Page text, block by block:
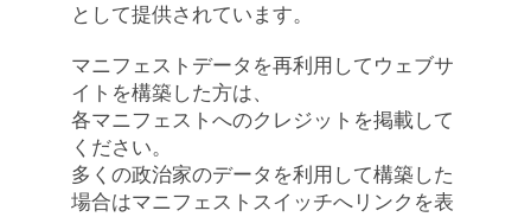
として提供されています。
マニフェストデータを再利用してウェブサ
イトを構築した方は、
各マニフェストへのクレジットを掲載して
ください。
多くの政治家のデータを利用して構築した
場合はマニフェストスイッチへリンクを表